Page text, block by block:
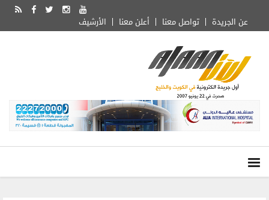
الأرشيف أعلن معنا تواصل معنا عن الجريدة